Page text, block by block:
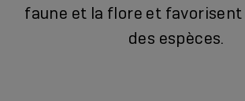
faune et la flore et
des espèces.